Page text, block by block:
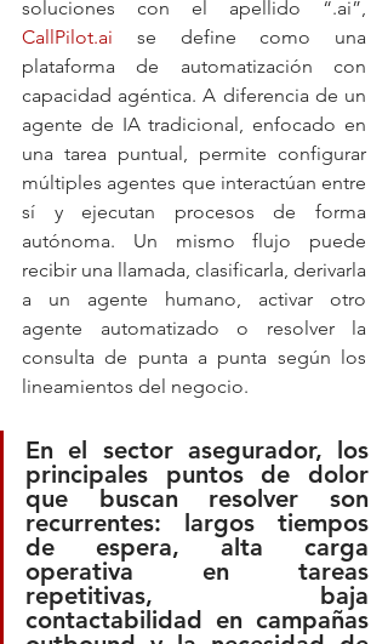
CallPilot.ai se define como una
plataforma de automatización con
capacidad agéntica. A diferencia de un
agente de IA tradicional, enfocado en
una tarea puntual, permite configurar
múltiples agentes que interactúan entre
sí y ejecutan procesos de forma
autónoma. Un mismo flujo puede
recibir una llamada, clasificarla, derivarla
a un agente humano, activar otro
agente automatizado o resolver la
consulta de punta a punta según los
lineamientos del negocio.
En el sector asegurador, los
principales puntos de dolor
que buscan resolver son
recurrentes: largos tiempos
de espera, alta carga
operativa en tareas
repetitivas, baja
contactabilidad en campañas